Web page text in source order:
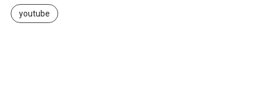
youtube